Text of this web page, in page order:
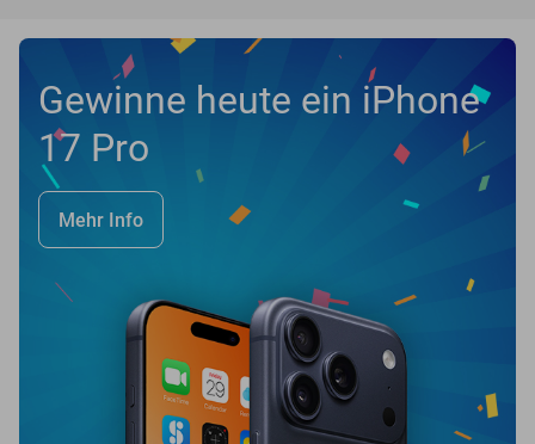
Gewinne heute ein iPhone
17 Pro
Mehr Info